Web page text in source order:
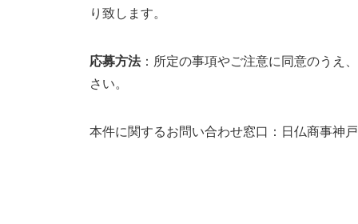
り致します。
応募方法：所定の事項やご注意に同意のうえ
さい。
本件に関するお問い合わせ窓口：日仏商事